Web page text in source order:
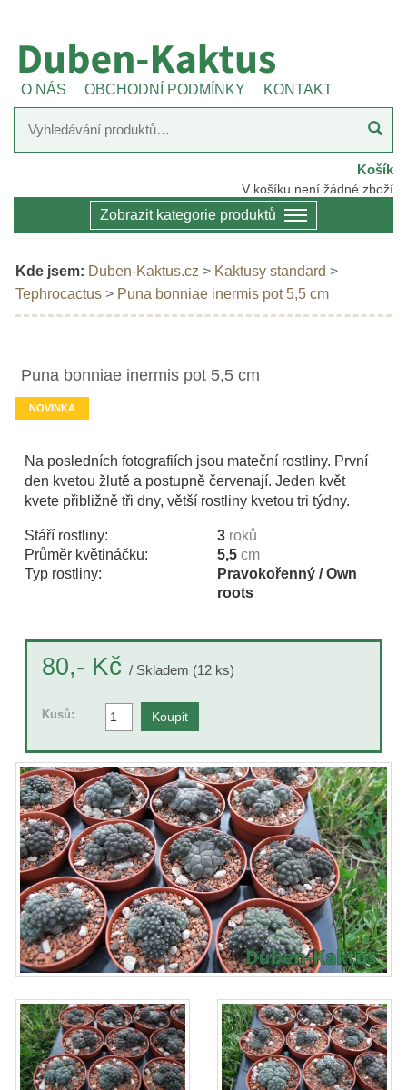
O NÁS OBCHODNÍ PODMÍNKY KONTAKT
Košík
V košíku není žádné zboží
Zobrazit kategorie produktů
Kde jsem: Duben-Kaktus.cz > Kaktusy standard >
Tephrocactus > Puna bonniae inermis pot 5,5 cm
Puna bonniae inermis pot 5,5 cm
NOVINKA
Na posledních fotografiích jsou mateční rostliny. První
den kvetou žlutě a postupně červenají. Jeden květ
kvete přibližně tři dny, větší rostliny kvetou tri týdny.
Stáří rostliny: 3 roků
Průměr květináčku:
5,5 cm
Typ rostliny:
Pravokořenný / Own
roots
80,- Kč / Skladem (12 ks)
Kusů: